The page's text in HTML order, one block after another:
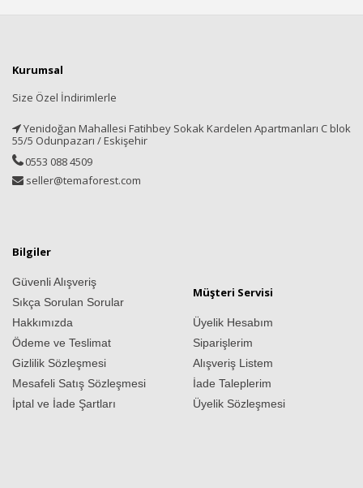
Kurumsal
Size Özel İndirimlerle
Yenidoğan Mahallesi Fatihbey Sokak Kardelen Apartmanları C blok
55/5 Odunpazarı / Eskişehir
0553 088 4509
seller@temaforest.com
Bilgiler
Güvenli Alışveriş
Sıkça Sorulan Sorular
Hakkımızda
Ödeme ve Teslimat
Gizlilik Sözleşmesi
Mesafeli Satış Sözleşmesi
İptal ve İade Şartları
Müşteri Servisi
Üyelik Hesabım
Siparişlerim
Alışveriş Listem
İade Taleplerim
Üyelik Sözleşmesi